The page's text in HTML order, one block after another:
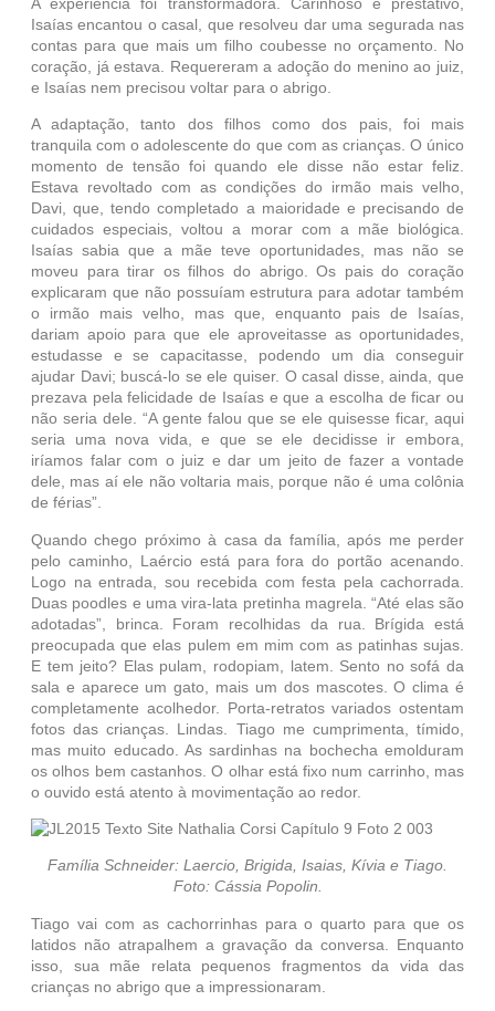
Isaías encantou o casal, que resolveu dar uma segurada nas
contas para que mais um filho coubesse no orçamento. No
coração, já estava. Requereram a adoção do menino ao juiz,
e Isaías nem precisou voltar para o abrigo.
A adaptação, tanto dos filhos como dos pais, foi mais
tranquila com o adolescente do que com as crianças. O único
momento de tensão foi quando ele disse não estar feliz.
Estava revoltado com as condições do irmão mais velho,
Davi, que, tendo completado a maioridade e precisando de
cuidados especiais, voltou a morar com a mãe biológica.
Isaías sabia que a mãe teve oportunidades, mas não se
moveu para tirar os filhos do abrigo. Os pais do coração
explicaram que não possuíam estrutura para adotar também
o irmão mais velho, mas que, enquanto pais de Isaías,
dariam apoio para que ele aproveitasse as oportunidades,
estudasse e se capacitasse, podendo um dia conseguir
ajudar Davi; buscá-lo se ele quiser. O casal disse, ainda, que
prezava pela felicidade de Isaías e que a escolha de ficar ou
não seria dele. “A gente falou que se ele quisesse ficar, aqui
seria uma nova vida, e que se ele decidisse ir embora,
iríamos falar com o juiz e dar um jeito de fazer a vontade
dele, mas aí ele não voltaria mais, porque não é uma colônia
de férias”.
Quando chego próximo à casa da família, após me perder
pelo caminho, Laércio está para fora do portão acenando.
Logo na entrada, sou recebida com festa pela cachorrada.
Duas poodles e uma vira-lata pretinha magrela. “Até elas são
adotadas”, brinca. Foram recolhidas da rua. Brígida está
preocupada que elas pulem em mim com as patinhas sujas.
E tem jeito? Elas pulam, rodopiam, latem. Sento no sofá da
sala e aparece um gato, mais um dos mascotes. O clima é
completamente acolhedor. Porta-retratos variados ostentam
fotos das crianças. Lindas. Tiago me cumprimenta, tímido,
mas muito educado. As sardinhas na bochecha emolduram
os olhos bem castanhos. O olhar está fixo num carrinho, mas
o ouvido está atento à movimentação ao redor.
Família Schneider: Laercio, Brigida, Isaias, Kívia e Tiago.
Foto: Cássia Popolin.
Tiago vai com as cachorrinhas para o quarto para que os
latidos não atrapalhem a gravação da conversa. Enquanto
isso, sua mãe relata pequenos fragmentos da vida das
crianças no abrigo que a impressionaram.